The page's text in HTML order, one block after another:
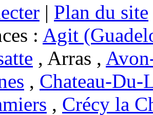
| Plan du site
: Agit
, Arras ,
, Chateau-Du-
, Crécy la